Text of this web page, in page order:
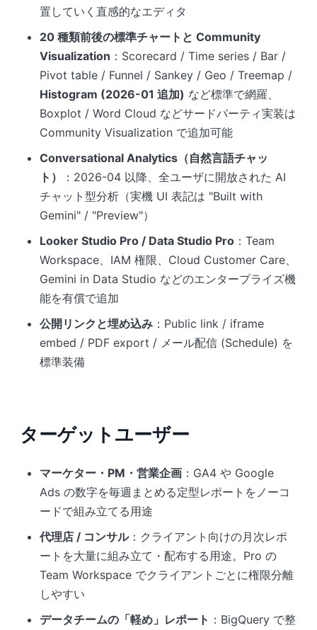
置していく直感的なエディタ
20 種類前後の標準チャートと Community
Visualization ：Scorecard / Time series / Bar /
Pivot table / Funnel / Sankey / Geo / Treemap /
Histogram (2026-01 追加) など標準で網羅、
Boxplot / Word Cloud などサードパーティ実装は
Community Visualization で追加可能
Conversational Analytics（自然言語チャッ
ト）
：2026-04 以降、全ユーザに開放された AI
チャット型分析（実機 UI 表記は "Built with
Gemini" / "Preview"）
Looker Studio Pro / Data Studio Pro ：Team
Workspace、IAM 権限、Cloud Customer Care、
Gemini in Data Studio などのエンタープライズ機
能を有償で追加
公開リンクと埋め込み ：Public link / iframe
embed / PDF export / メール配信 (Schedule) を
標準装備
ターゲットユーザー
マーケター・PM・営業企画 ：GA4 や Google
Ads の数字を毎週まとめる定型レポートをノーコ
ードで組み立てる用途
代理店 / コンサル：クライアント向けの月次レポ
ートを大量に組み立て・配布する用途。Pro の
Team Workspace でクライアントごとに権限分離
しやすい
データチームの「軽め」レポート ：BigQuery で整